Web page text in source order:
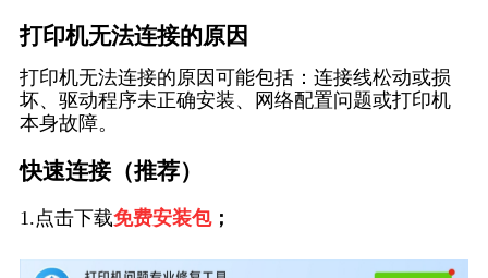
打印机无法连接的原因
打印机无法连接的原因可能包括：连接线松动或损
坏、驱动程序未正确安装、网络配置问题或打印机
本身故障。
快速连接（推荐）
1.点击下载免费安装包；